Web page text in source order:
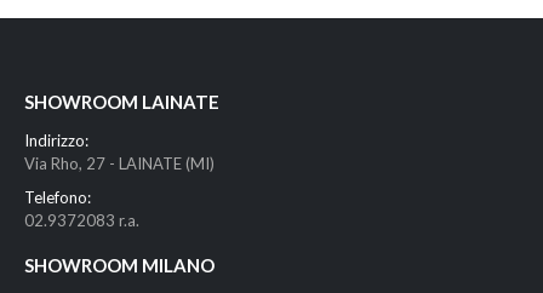
SHOWROOM LAINATE
Indirizzo:
Via Rho, 27 - LAINATE (MI)
Telefono:
02.9372083 r.a.
SHOWROOM MILANO